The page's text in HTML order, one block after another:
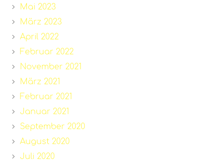
Mai 2023
März 2023
April 2022
Februar 2022
November 2021
März 2021
Februar 2021
Januar 2021
September 2020
August 2020
Juli 2020